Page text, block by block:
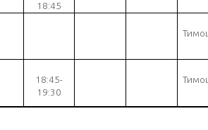
18:45
18:45-
19:30